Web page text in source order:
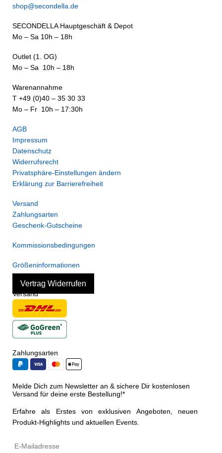
shop@secondella.de
SECONDELLA Hauptgeschäft & Depot
Mo – Sa 10h – 18h
Outlet (1. OG)
Mo – Sa 10h – 18h
Warenannahme
T +49 (0)40 – 35 30 33
Mo – Fr 10h – 17:30h
AGB
Impressum
Datenschutz
Widerrufsrecht
Privatsphäre-Einstellungen ändern
Erklärung zur Barrierefreiheit
Versand
Zahlungsarten
Geschenk-Gutscheine
Kommissionsbedingungen
Größeninformationen
Vertrag Widerrufen
Versand
Zahlungsarten
Melde Dich zum Newsletter an & sichere Dir kostenlosen
Versand für deine erste Bestellung!*
Erfahre als Erstes von exklusiven Angeboten, neuen
Produkt-Highlights und aktuellen Events.